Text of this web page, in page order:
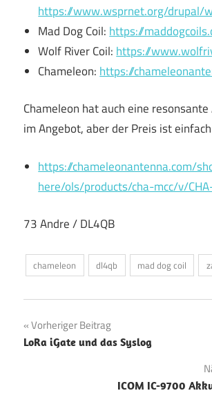
https://www.wsprnet.org/drupal/
Mad Dog Coil: https://
Wolf River Coil: https://
Chameleon: https://
Chameleon hat auch eine
im Angebot, aber der Preis ist
https://chameleonantenna.com/
here/ols/products/cha-mcc/v/CHA-
73 Andre / DL4QB
chameleon dl4qb mad dog coil
Beitragsnavigation
Vorheriger Beitrag
LoRa iGate und das Syslog
ICOM IC-9700